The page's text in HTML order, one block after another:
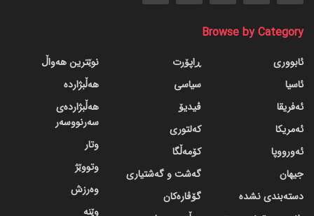
Browse by Category
ئابووری
ئاسیا
ئەفریقا
ئەمریکا
ئەورووپا
جیهان
دسته‌بندی نشده
ڕاپۆرت
سیاسی
ڤیدیۆ
کەلتوری
کۆمەڵگا
گه‌شت و گه‌شتیاری
گۆڤاره‌کان
نوێترین هەواڵ
هەڵبژاردە
هەڵبژاردەی
سەرنووسەر
وتار
وتووێژ
وەرزش
وێنە